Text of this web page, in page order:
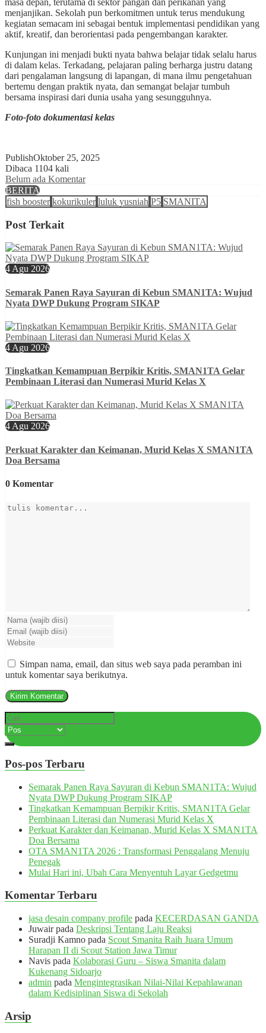
menjanjikan. Sekolah pun berkomitmen untuk terus mendukung
kegiatan semacam ini sebagai bentuk implementasi pendidikan yang
aktif, kreatif, dan berorientasi pada pengembangan karakter.
Kunjungan ini menjadi bukti nyata bahwa belajar tidak selalu harus
di dalam kelas. Terkadang, pelajaran paling berharga justru datang
dari pengalaman langsung di lapangan, di mana ilmu pengetahuan
bertemu dengan praktik nyata, dan semangat belajar tumbuh
bersama inspirasi dari dunia usaha yang sesungguhnya.
Foto-foto dokumentasi kelas
PublishOktober 25, 2025
Dibaca 1104 kali
Belum ada Komentar
BERITA
fish booster kokurikuler luluk yusniah P5 SMANITA
Post Terkait
4 Agu 2026
Semarak Panen Raya Sayuran di Kebun SMAN1TA: Wujud
Nyata DWP Dukung Program SIKAP
4 Agu 2026
Tingkatkan Kemampuan Berpikir Kritis, SMAN1TA Gelar
Pembinaan Literasi dan Numerasi Murid Kelas X
4 Agu 2026
Perkuat Karakter dan Keimanan, Murid Kelas X SMAN1TA
Doa Bersama
0 Komentar
Simpan nama, email, dan situs web saya pada peramban ini
untuk komentar saya berikutnya.
Pos-pos Terbaru
Semarak Panen Raya Sayuran di Kebun SMAN1TA: Wujud
Nyata DWP Dukung Program SIKAP
Tingkatkan Kemampuan Berpikir Kritis, SMAN1TA Gelar
Pembinaan Literasi dan Numerasi Murid Kelas X
Perkuat Karakter dan Keimanan, Murid Kelas X SMAN1TA
Doa Bersama
OTA SMAN1TA 2026 : Transformasi Penggalang Menuju
Penegak
Mulai Hari ini, Ubah Cara Menyentuh Layar Gedgetmu
Komentar Terbaru
jasa desain company profile pada KECERDASAN GANDA
Juwairpada Deskripsi Tentang Laju Reaksi
Suradji Kamno pada Scout Smanita Raih Juara Umum
Harapan II di Scout Station Jawa Timur
Navis pada Kolaborasi Guru – Siswa Smanita dalam
Kukenang Sidoarjo
admin pada Mengintegrasikan Nilai-Nilai Kepahlawanan
dalam Kedisiplinan Siswa di Sekolah
Arsip